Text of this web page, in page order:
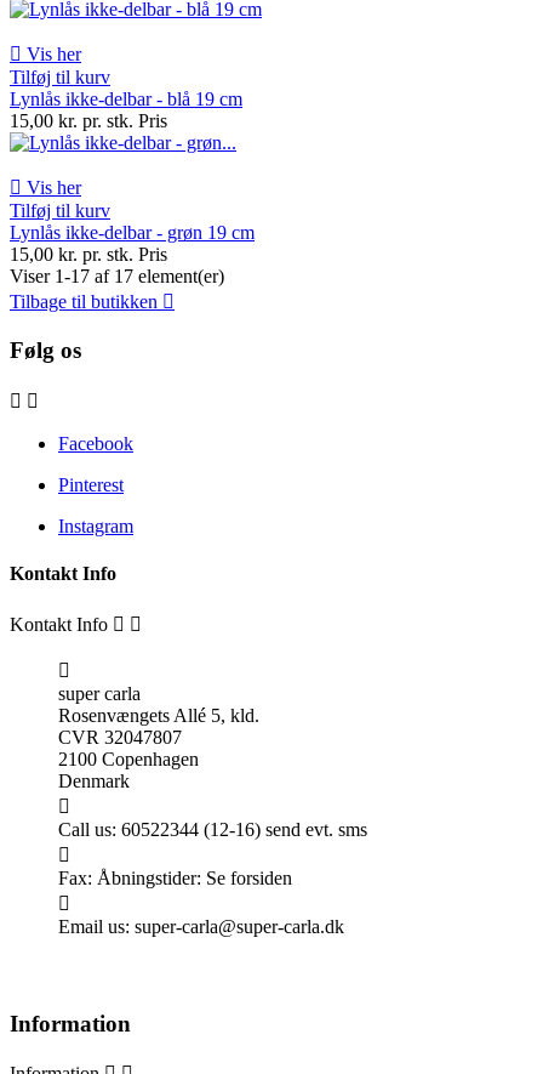
 Vis her
Tilføj til kurv
Lynlås ikke-delbar - blå 19 cm
15,00 kr. pr. stk. Pris
 Vis her
Tilføj til kurv
Lynlås ikke-delbar - grøn 19 cm
15,00 kr. pr. stk. Pris
Viser 1-17 af 17 element(er)
Tilbage til butikken 
Følg os
 
Facebook
Pinterest
Instagram
Kontakt Info
Kontakt Info  

super carla
Rosenvængets Allé 5, kld.
CVR 32047807
2100 Copenhagen
Denmark

Call us: 60522344 (12-16) send evt. sms

Fax: Åbningstider: Se forsiden

Email us: super-carla@super-carla.dk
Information